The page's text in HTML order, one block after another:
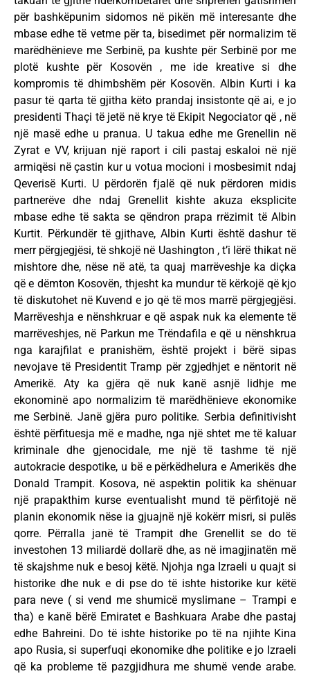
për bashkëpunim sidomos në pikën më interesante dhe
mbase edhe të vetme për ta, bisedimet për normalizim të
marëdhënieve me Serbinë, pa kushte për Serbinë por me
plotë kushte për Kosovën , me ide kreative si dhe
kompromis të dhimbshëm për Kosovën. Albin Kurti i ka
pasur të qarta të gjitha këto prandaj insistonte që ai, e jo
presidenti Thaçi të jetë në krye të Ekipit Negociator që , në
një masë edhe u pranua. U takua edhe me Grenellin në
Zyrat e VV, krijuan një raport i cili pastaj eskaloi në një
armiqësi në çastin kur u votua mocioni i mosbesimit ndaj
Qeverisë Kurti. U përdorën fjalë që nuk përdoren midis
partnerëve dhe ndaj Grenellit kishte akuza eksplicite
mbase edhe të sakta se qëndron prapa rrëzimit të Albin
Kurtit. Përkundër të gjithave, Albin Kurti është dashur të
merr përgjegjësi, të shkojë në Uashington , t’i lërë thikat në
mishtore dhe, nëse në atë, ta quaj marrëveshje ka diçka
që e dëmton Kosovën, thjesht ka mundur të kërkojë që kjo
të diskutohet në Kuvend e jo që të mos marrë përgjegjësi.
Marrëveshja e nënshkruar e që aspak nuk ka elemente të
marrëveshjes, në Parkun me Trëndafila e që u nënshkrua
nga karajfilat e pranishëm, është projekt i bërë sipas
nevojave të Presidentit Tramp për zgjedhjet e nëntorit në
Amerikë. Aty ka gjëra që nuk kanë asnjë lidhje me
ekonominë apo normalizim të marëdhënieve ekonomike
me Serbinë. Janë gjëra puro politike. Serbia definitivisht
është përfituesja më e madhe, nga një shtet me të kaluar
kriminale dhe gjenocidale, me një të tashme të një
autokracie despotike, u bë e përkëdhelura e Amerikës dhe
Donald Trampit. Kosova, në aspektin politik ka shënuar
një prapakthim kurse eventualisht mund të përfitojë në
planin ekonomik nëse ia gjuajnë një kokërr misri, si pulës
qorre. Përralla janë të Trampit dhe Grenellit se do të
investohen 13 miliardë dollarë dhe, as në imagjinatën më
të skajshme nuk e besoj këtë. Njohja nga Izraeli u quajt si
historike dhe nuk e di pse do të ishte historike kur këtë
para neve ( si vend me shumicë myslimane – Trampi e
tha) e kanë bërë Emiratet e Bashkuara Arabe dhe pastaj
edhe Bahreini. Do të ishte historike po të na njihte Kina
apo Rusia, si superfuqi ekonomike dhe politike e jo Izraeli
që ka probleme të pazgjidhura me shumë vende arabe.